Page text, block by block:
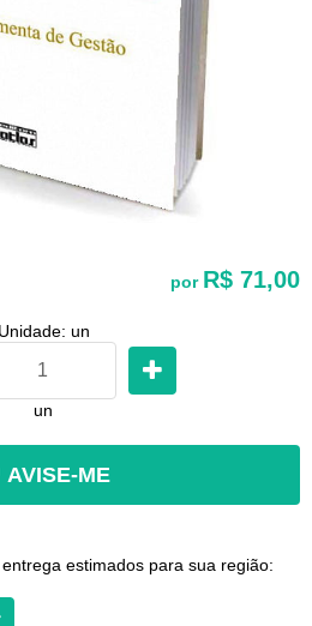
por R$ 71,00
Unidade: un
un
AVISE-ME
estimados para sua região: